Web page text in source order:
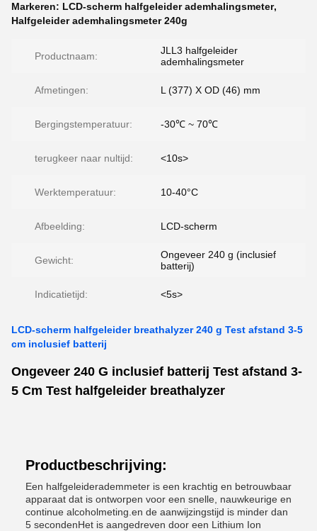
Markeren: LCD-scherm halfgeleider ademhalingsmeter,
Halfgeleider ademhalingsmeter 240g
Productnaam:
JLL3 halfgeleider
ademhalingsmeter
Afmetingen: L (377) X OD (46) mm
Bergingstemperatuur: -30℃ ~ 70℃
terugkeer naar nultijd: <10s>
Werktemperatuur: 10-40°C
Afbeelding: LCD-scherm
Gewicht:
Ongeveer 240 g (inclusief
batterij)
Indicatietijd: <5s>
LCD-scherm halfgeleider breathalyzer 240 g Test afstand 3-5
cm inclusief batterij
Ongeveer 240 G inclusief batterij Test afstand 3-
5 Cm Test halfgeleider breathalyzer
Productbeschrijving:
Een halfgeleiderademmeter is een krachtig en betrouwbaar
apparaat dat is ontworpen voor een snelle, nauwkeurige en
continue alcoholmeting.en de aanwijzingstijd is minder dan
5 secondenHet is aangedreven door een Lithium Ion